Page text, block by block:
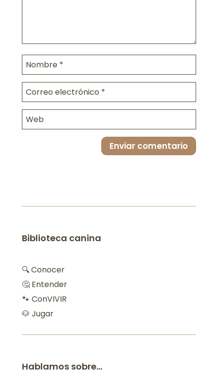
Enviar comentario
Biblioteca canina
🔍 Conocer
🤔 Entender
🐾 ConVIVIR
🐶 Jugar
Hablamos sobre…